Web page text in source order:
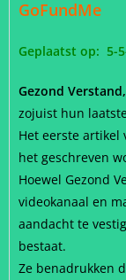
GoFundMe
Geplaatst op: 5-
Gezond
zojuist hun
Het eerste artikel
het geschreven
Hoewel Gezond
videokanaal en
aandacht te
bestaat.
Ze benadrukken